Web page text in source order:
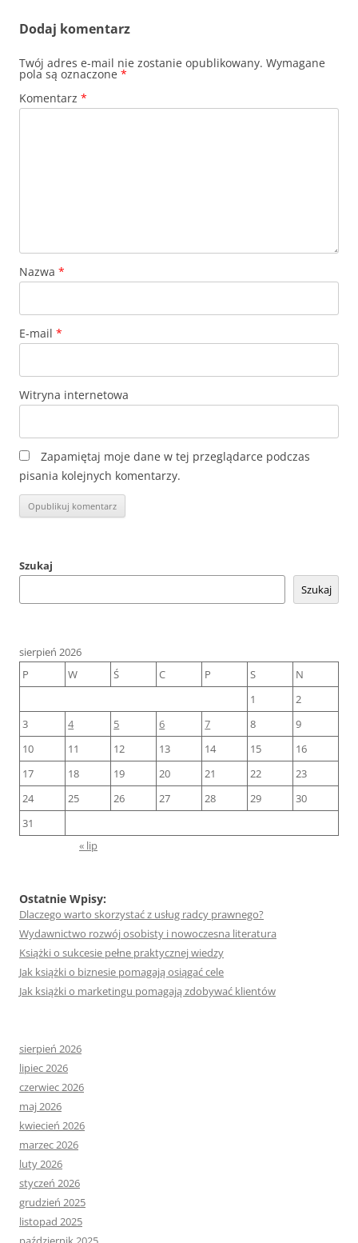
Dodaj komentarz
Twój adres e-mail nie zostanie opublikowany. Wymagane
pola są oznaczone *
Komentarz *
Nazwa *
E-mail *
Witryna internetowa
Zapamiętaj moje dane w tej przeglądarce podczas
pisania kolejnych komentarzy.
Szukaj
Szukaj
sierpień 2026
P
W Ś C P S
N
1
2
3
4 5 6 7 8
9
10
11 12 13 14 15
16
17
18 19 20 21 22
23
24
25 26 27 28 29
30
31
« lip
Ostatnie Wpisy:
Dlaczego warto skorzystać z usług radcy prawnego?
Wydawnictwo rozwój osobisty i nowoczesna literatura
Książki o sukcesie pełne praktycznej wiedzy
Jak książki o biznesie pomagają osiągać cele
Jak książki o marketingu pomagają zdobywać klientów
sierpień 2026
lipiec 2026
czerwiec 2026
maj 2026
kwiecień 2026
marzec 2026
luty 2026
styczeń 2026
grudzień 2025
listopad 2025